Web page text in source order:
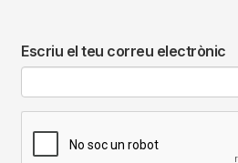
Escriu el teu correu electrònic